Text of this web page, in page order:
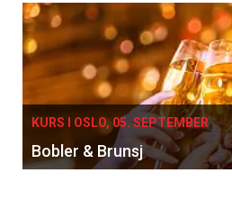
KURS I OSLO, 05. SEPTEMBER
Bobler & Brunsj